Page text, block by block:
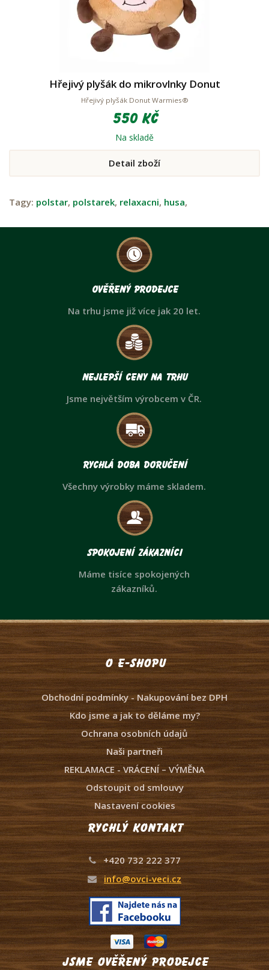
Hřejivý plyšák do mikrovlnky Donut
Hřejivý plyšák Donut Warmies®
550 Kč
Na skladě
Detail zboží
Tagy: polstar, polstarek, relaxacni, husa,
Ověřený prodejce
Na trhu jsme již více jak 20 let.
Nejlepší ceny na trhu
Jsme největším výrobcem v ČR.
Rychlá doba doručení
Všechny výrobky máme skladem.
Spokojení zákazníci
Máme tisíce spokojených
zákazníků.
O e-shopu
Obchodní podmínky - Nakupování bez DPH
Kdo jsme a jak to děláme my?
Ochrana osobních údajů
Naši partneři
REKLAMACE - VRÁCENÍ – VÝMĚNA
Odstoupit od smlouvy
Nastavení cookies
Rychlý kontakt
+420 732 222 377
info@ovci-veci.cz
Jsme ověřený prodejce